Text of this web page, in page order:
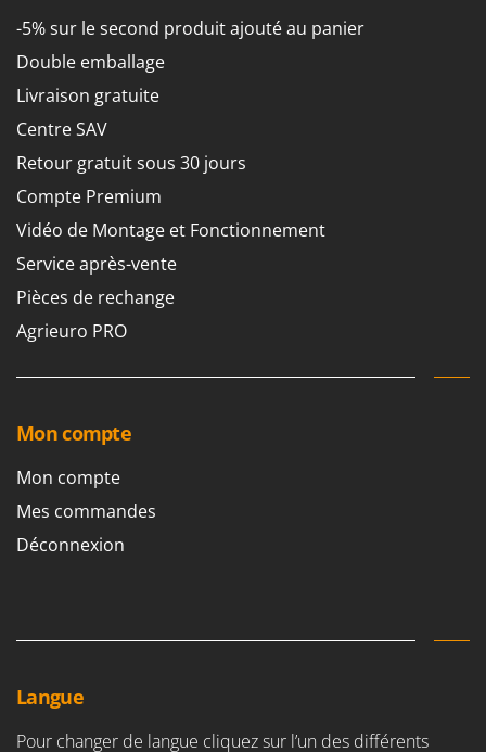
-5% sur le second produit ajouté au panier
Double emballage
Livraison gratuite
Centre SAV
Retour gratuit sous 30 jours
Compte Premium
Vidéo de Montage et Fonctionnement
Service après-vente
Pièces de rechange
Agrieuro PRO
Mon compte
Mon compte
Mes commandes
Déconnexion
Langue
Pour changer de langue cliquez sur l’un des différents